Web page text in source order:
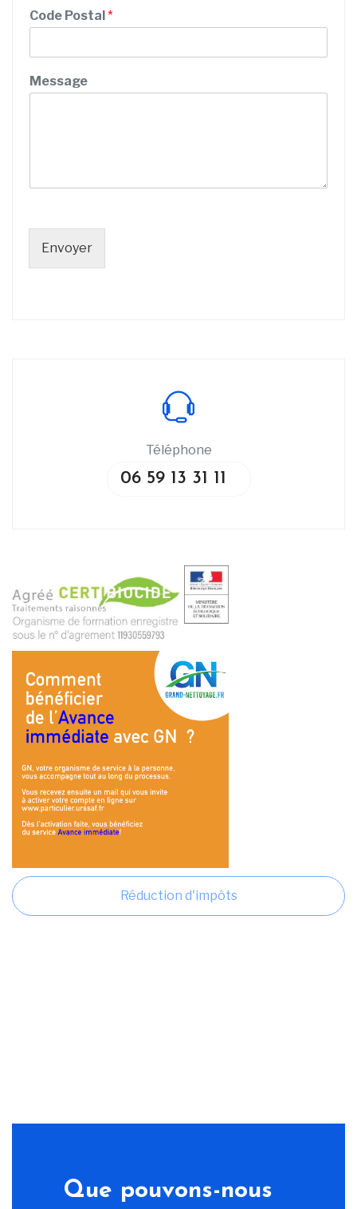
Code Postal*
Message
Envoyer
Téléphone
06 59 13 31 11
Réduction d'impôts
Que pouvons-nous